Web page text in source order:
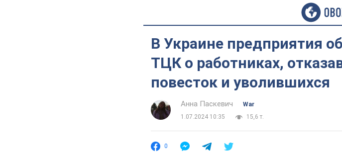
В Украине предприятия
ТЦК о работниках,
повесток и уволившихся
Анна Паскевич
War
1.07.2024 10:35
15,6 т.
0